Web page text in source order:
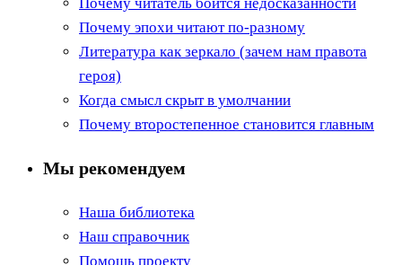
Почему эпохи читают по-разному
Литература как зеркало (зачем нам правота
героя)
Когда смысл скрыт в умолчании
Почему второстепенное становится главным
Мы рекомендуем
Наша библиотека
Наш справочник
Помощь проекту